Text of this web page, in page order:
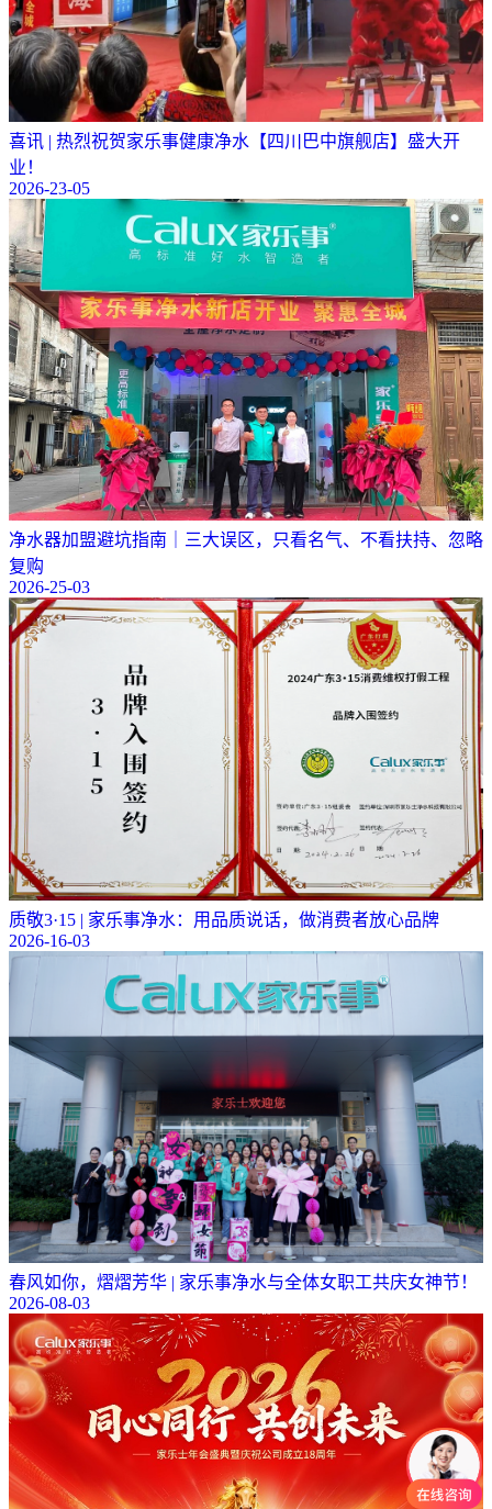
喜讯 | 热烈祝贺家乐事健康净水【四川巴中旗舰店】盛大开
业！
2026-23-05
净水器加盟避坑指南｜三大误区，只看名气、不看扶持、忽略
复购
2026-25-03
质敬3·15 | 家乐事净水：用品质说话，做消费者放心品牌
2026-16-03
春风如你，熠熠芳华 | 家乐事净水与全体女职工共庆女神节！
2026-08-03
可以介绍下你们的产品么？